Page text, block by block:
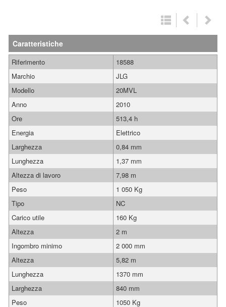
Caratteristiche
Riferimento
18588
Marchio
JLG
Modello
20MVL
Anno
2010
Ore
513,4 h
Energia
Elettrico
Larghezza
0,84 mm
Lunghezza
1,37 mm
Altezza di lavoro
7,98 m
Peso
1 050 Kg
Tipo
NC
Carico utile
160 Kg
Altezza
2 m
Ingombro minimo
2 000 mm
Altezza
5,82 m
Lunghezza
1370 mm
Larghezza
840 mm
Peso
1050 Kg